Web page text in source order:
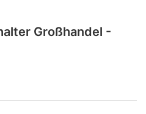
Großhandel -